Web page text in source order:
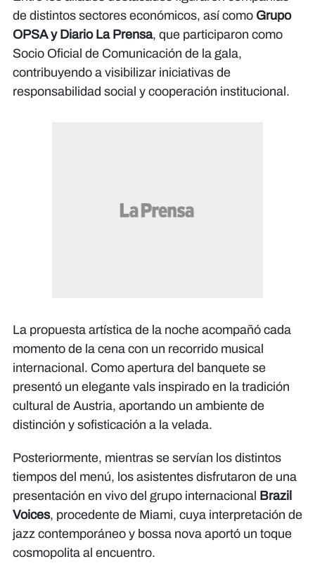
de distintos sectores económicos, así como Grupo
OPSA y Diario La Prensa, que participaron como
Socio Oficial de Comunicación de la gala,
contribuyendo a visibilizar iniciativas de
responsabilidad social y cooperación institucional.
La propuesta artística de la noche acompañó cada
momento de la cena con un recorrido musical
internacional. Como apertura del banquete se
presentó un elegante vals inspirado en la tradición
cultural de Austria, aportando un ambiente de
distinción y sofisticación a la velada.
Posteriormente, mientras se servían los distintos
tiempos del menú, los asistentes disfrutaron de una
presentación en vivo del grupo internacional Brazil
Voices, procedente de Miami, cuya interpretación de
jazz contemporáneo y bossa nova aportó un toque
cosmopolita al encuentro.